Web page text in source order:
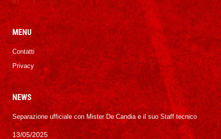
MENU
Contatti
Privacy
NEWS
Separazione ufficiale con Mister De Candia e il suo Staff tecnico
13/05/2025